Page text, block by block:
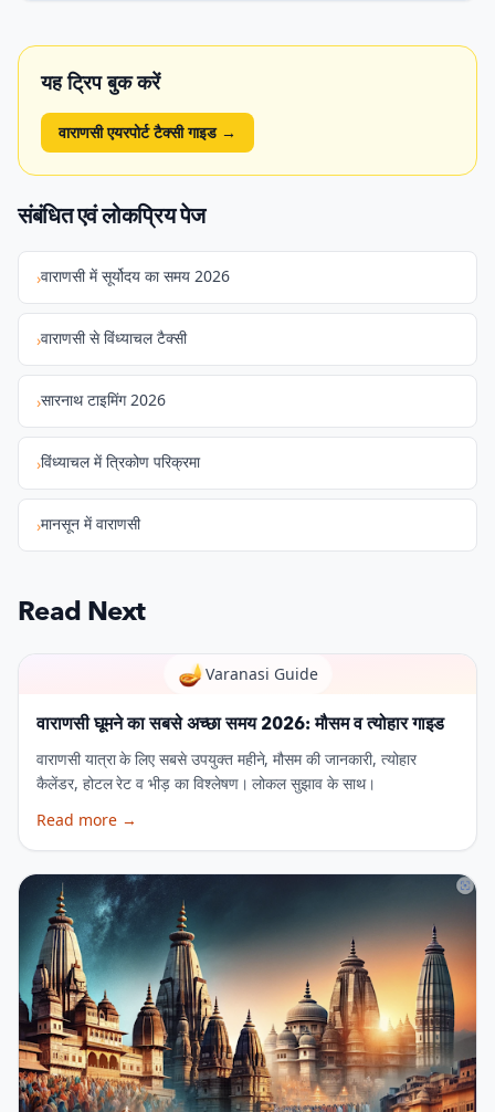
यह ट्रिप बुक करें
वाराणसी एयरपोर्ट टैक्सी गाइड→
संबंधित एवं लोकप्रिय पेज
›वाराणसी में सूर्योदय का समय 2026
›वाराणसी से विंध्याचल टैक्सी
›सारनाथ टाइमिंग 2026
›विंध्याचल में त्रिकोण परिक्रमा
›मानसून में वाराणसी
Read Next
🪔Varanasi Guide
वाराणसी घूमने का सबसे अच्छा समय 2026: मौसम व त्योहार गाइड
वाराणसी यात्रा के लिए सबसे उपयुक्त महीने, मौसम की जानकारी, त्योहार
कैलेंडर, होटल रेट व भीड़ का विश्लेषण। लोकल सुझाव के साथ।
Read more →